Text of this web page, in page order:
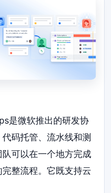
是微软推出的研发协
码托管、流水线和测
可以在一个地方完成
整流程。它既支持云